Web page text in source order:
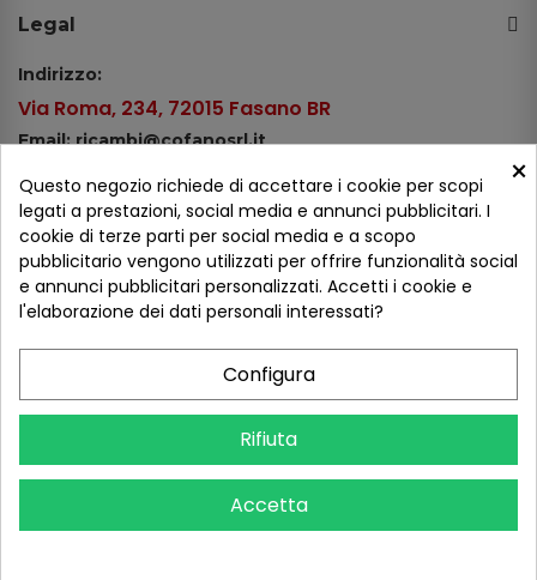
Legal
Indirizzo:
Via Roma, 234, 72015 Fasano BR
Email: ricambi@cofanosrl.it
Tel.: +39 080 44 13 478
WhatsApp: +39 334 98 51 100
Metodi di pagamento
×
Questo negozio richiede di accettare i cookie per scopi
legati a prestazioni, social media e annunci pubblicitari. I
cookie di terze parti per social media e a scopo
pubblicitario vengono utilizzati per offrire funzionalità social
e annunci pubblicitari personalizzati. Accetti i cookie e
l'elaborazione dei dati personali interessati?
Configura
Rifiuta
Accetta